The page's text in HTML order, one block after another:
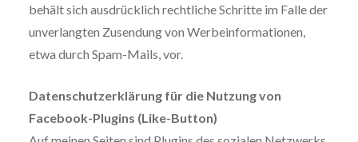
behält sich ausdrücklich rechtliche Schritte im Falle der
unverlangten Zusendung von Werbeinformationen,
etwa durch Spam-Mails, vor.
Datenschutzerklärung für die Nutzung von
Facebook-Plugins (Like-Button)